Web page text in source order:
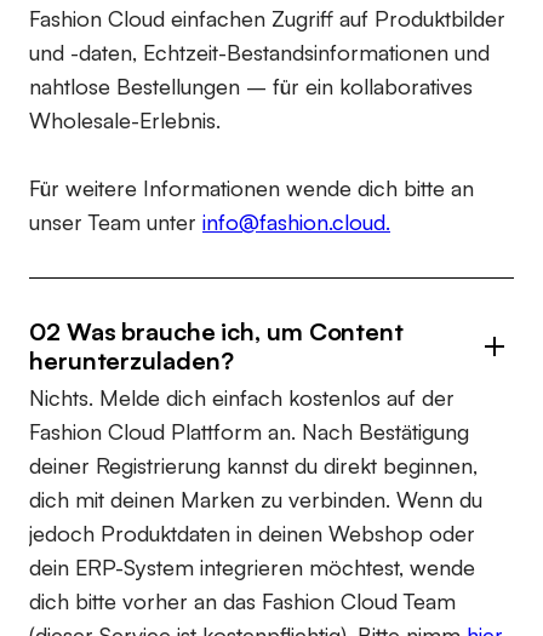
Fashion Cloud einfachen Zugriff auf Produktbilder
und -daten, Echtzeit-Bestandsinformationen und
nahtlose Bestellungen – für ein kollaboratives
Wholesale-Erlebnis.
Für weitere Informationen wende dich bitte an
unser Team unter info@fashion.cloud.
02 Was brauche ich, um Content
herunterzuladen?
Nichts. Melde dich einfach kostenlos auf der
Fashion Cloud Plattform an. Nach Bestätigung
deiner Registrierung kannst du direkt beginnen,
dich mit deinen Marken zu verbinden. Wenn du
jedoch Produktdaten in deinen Webshop oder
dein ERP-System integrieren möchtest, wende
dich bitte vorher an das Fashion Cloud Team